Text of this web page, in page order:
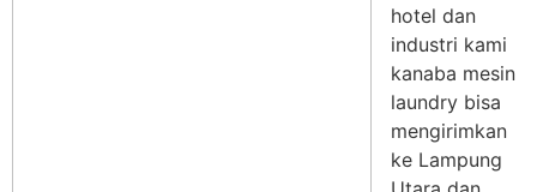
hotel dan
industri kami
kanaba mesin
laundry bisa
mengirimkan
ke Lampung